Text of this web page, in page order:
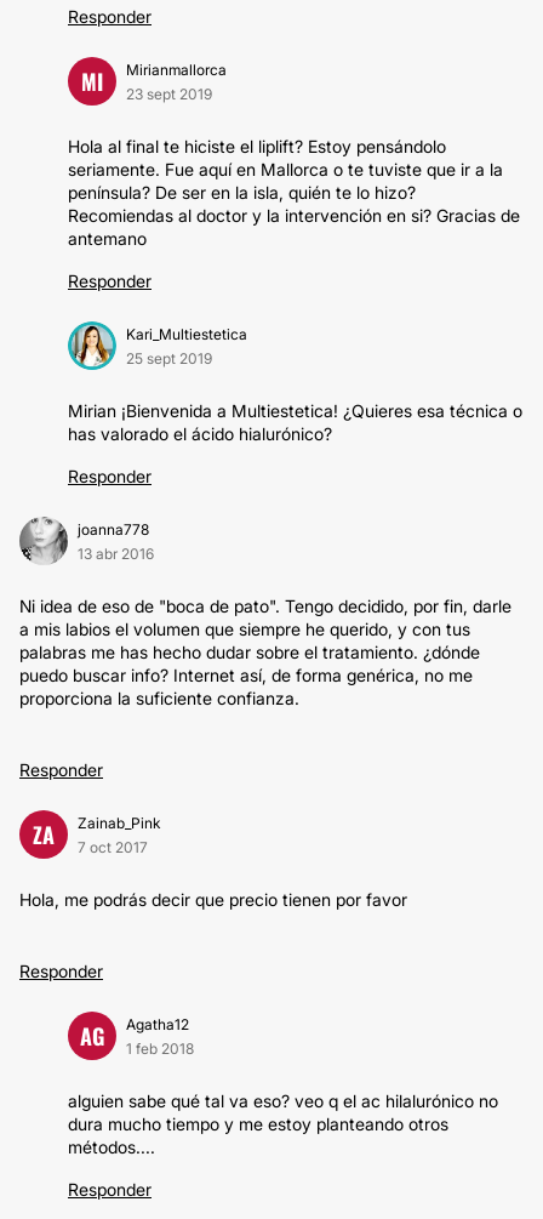
Responder
MI
Mirianmallorca
23 sept 2019
Hola al final te hiciste el liplift? Estoy pensándolo
seriamente. Fue aquí en Mallorca o te tuviste que ir a la
península? De ser en la isla, quién te lo hizo?
Recomiendas al doctor y la intervención en si? Gracias de
antemano
Responder
Kari_Multiestetica
25 sept 2019
Mirian ¡Bienvenida a Multiestetica! ¿Quieres esa técnica o
has valorado el ácido hialurónico?
Responder
joanna778
13 abr 2016
Ni idea de eso de "boca de pato". Tengo decidido, por fin, darle
a mis labios el volumen que siempre he querido, y con tus
palabras me has hecho dudar sobre el tratamiento. ¿dónde
puedo buscar info? Internet así, de forma genérica, no me
proporciona la suficiente confianza.
Responder
ZA
Zainab_Pink
7 oct 2017
Hola, me podrás decir que precio tienen por favor
Responder
AG
Agatha12
1 feb 2018
alguien sabe qué tal va eso? veo q el ac hilalurónico no
dura mucho tiempo y me estoy planteando otros
métodos....
Responder